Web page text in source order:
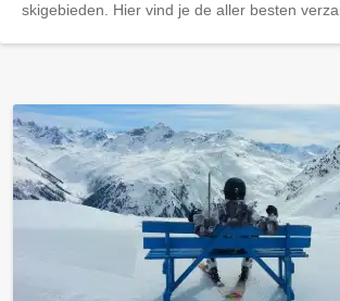
skigebieden. Hier vind je de aller besten